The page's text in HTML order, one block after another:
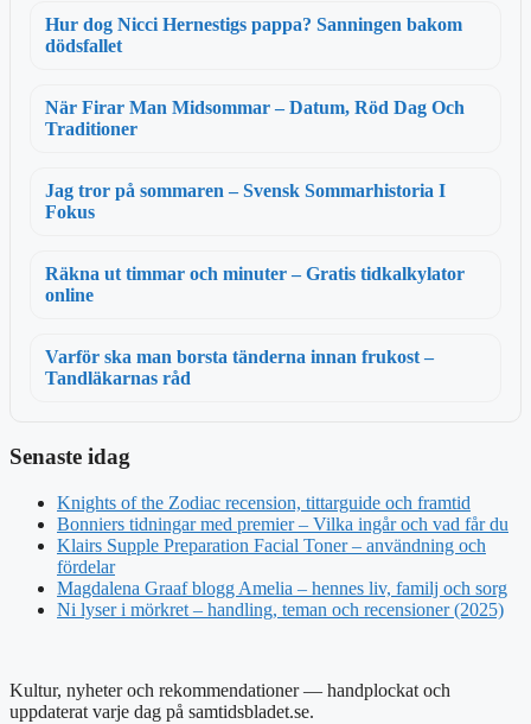
Hur dog Nicci Hernestigs pappa? Sanningen bakom
dödsfallet
När Firar Man Midsommar – Datum, Röd Dag Och
Traditioner
Jag tror på sommaren – Svensk Sommarhistoria I
Fokus
Räkna ut timmar och minuter – Gratis tidkalkylator
online
Varför ska man borsta tänderna innan frukost –
Tandläkarnas råd
Senaste idag
Knights of the Zodiac recension, tittarguide och framtid
Bonniers tidningar med premier – Vilka ingår och vad får du
Klairs Supple Preparation Facial Toner – användning och
fördelar
Magdalena Graaf blogg Amelia – hennes liv, familj och sorg
Ni lyser i mörkret – handling, teman och recensioner (2025)
Kultur, nyheter och rekommendationer — handplockat och
uppdaterat varje dag på samtidsbladet.se.